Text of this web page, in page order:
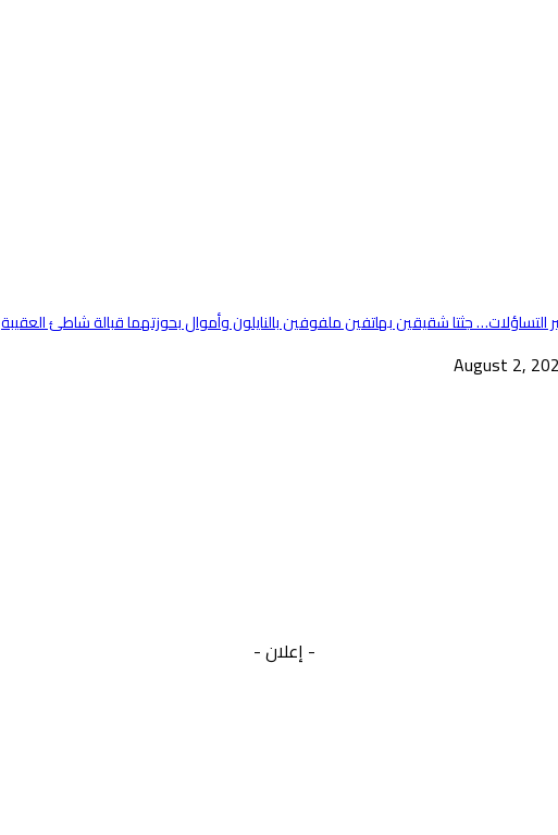
التساؤلات… جثتا شقيقين بهاتفين ملفوفين بالنايلون وأموال بحوزتهما قبالة شاطئ العقيبة
- إعلان -